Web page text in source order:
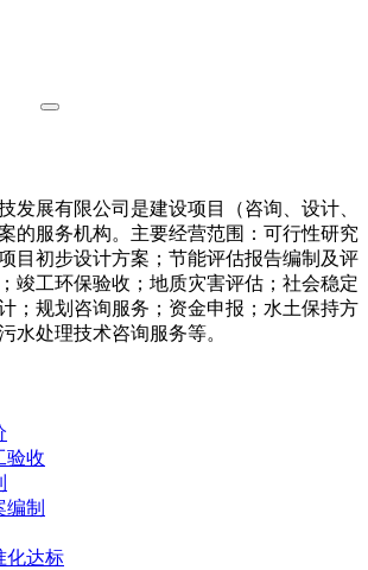
发展有限公司是建设项目（咨询、设计、
的服务机构。主要经营范围：可行性研究
目初步设计方案；节能评估报告编制及评
竣工环保验收；地质灾害评估；社会稳定
；规划咨询服务；资金申报；水土保持方
水处理技术咨询服务等。
验收
编制
化达标